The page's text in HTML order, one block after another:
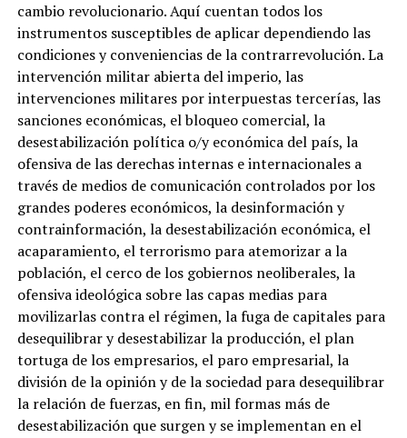
cambio revolucionario. Aquí cuentan todos los
instrumentos susceptibles de aplicar dependiendo las
condiciones y conveniencias de la contrarrevolución. La
intervención militar abierta del imperio, las
intervenciones militares por interpuestas tercerías, las
sanciones económicas, el bloqueo comercial, la
desestabilización política o/y económica del país, la
ofensiva de las derechas internas e internacionales a
través de medios de comunicación controlados por los
grandes poderes económicos, la desinformación y
contrainformación, la desestabilización económica, el
acaparamiento, el terrorismo para atemorizar a la
población, el cerco de los gobiernos neoliberales, la
ofensiva ideológica sobre las capas medias para
movilizarlas contra el régimen, la fuga de capitales para
desequilibrar y desestabilizar la producción, el plan
tortuga de los empresarios, el paro empresarial, la
división de la opinión y de la sociedad para desequilibrar
la relación de fuerzas, en fin, mil formas más de
desestabilización que surgen y se implementan en el